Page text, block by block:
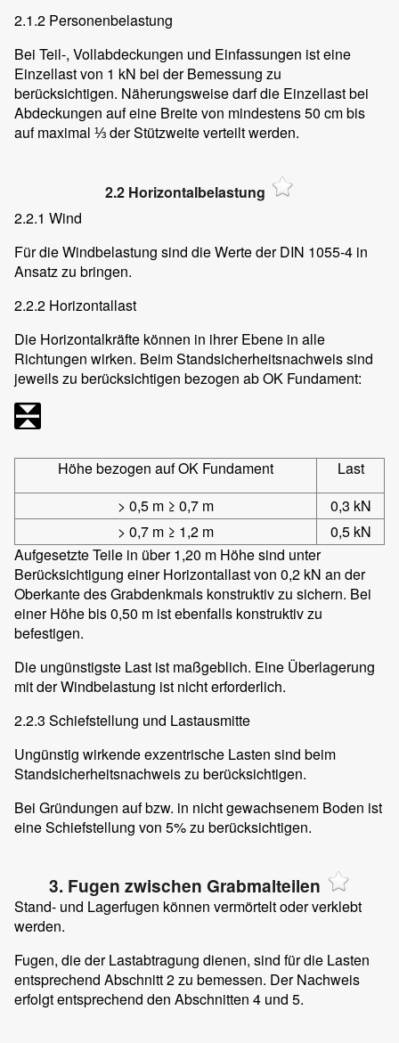
2.1.2 Personenbelastung
Bei Teil-, Vollabdeckungen und Einfassungen ist eine
Einzellast von 1 kN bei der Bemessung zu
berücksichtigen. Näherungsweise darf die Einzellast bei
Abdeckungen auf eine Breite von mindestens 50 cm bis
auf maximal ⅓ der Stützweite verteilt werden.
2.2 Horizontalbelastung
2.2.1 Wind
Für die Windbelastung sind die Werte der DIN 1055-4 in
Ansatz zu bringen.
2.2.2 Horizontallast
Die Horizontalkräfte können in ihrer Ebene in alle
Richtungen wirken. Beim Standsicherheitsnachweis sind
jeweils zu berücksichtigen bezogen ab OK Fundament:
Höhe bezogen auf OK Fundament
Last
> 0,5 m ≥ 0,7 m
0,3 kN
> 0,7 m ≥ 1,2 m
0,5 kN
Aufgesetzte Teile in über 1,20 m Höhe sind unter
Berücksichtigung einer Horizontallast von 0,2 kN an der
Oberkante des Grabdenkmals konstruktiv zu sichern. Bei
einer Höhe bis 0,50 m ist ebenfalls konstruktiv zu
befestigen.
Die ungünstigste Last ist maßgeblich. Eine Überlagerung
mit der Windbelastung ist nicht erforderlich.
2.2.3 Schiefstellung und Lastausmitte
Ungünstig wirkende exzentrische Lasten sind beim
Standsicherheitsnachweis zu berücksichtigen.
Bei Gründungen auf bzw. in nicht gewachsenem Boden ist
eine Schiefstellung von 5% zu berücksichtigen.
3. Fugen zwischen Grabmalteilen
Stand- und Lagerfugen können vermörtelt oder verklebt
werden.
Fugen, die der Lastabtragung dienen, sind für die Lasten
entsprechend Abschnitt 2 zu bemessen. Der Nachweis
erfolgt entsprechend den Abschnitten 4 und 5.